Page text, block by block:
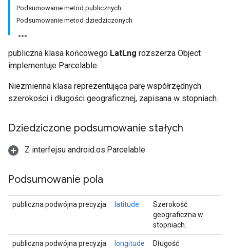
Podsumowanie metod publicznych
Podsumowanie metod dziedziczonych
publiczna klasa końcowego LatLng rozszerza Object
implementuje Parcelable
Niezmienna klasa reprezentująca parę współrzędnych
szerokości i długości geograficznej, zapisana w stopniach.
Dziedziczone podsumowanie stałych
Z interfejsu android.os.Parcelable
Podsumowanie pola
publiczna podwójna precyzja latitude
Szerokość
geograficzna w
stopniach.
publiczna podwójna precyzja longitude
Długość